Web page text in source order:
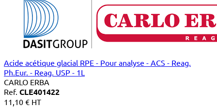
Acide acétique glacial RPE - Pour analyse - ACS - Reag.
Ph.Eur. - Reag. USP - 1L
CARLO ERBA
Ref. CLE401422
11,10 € HT